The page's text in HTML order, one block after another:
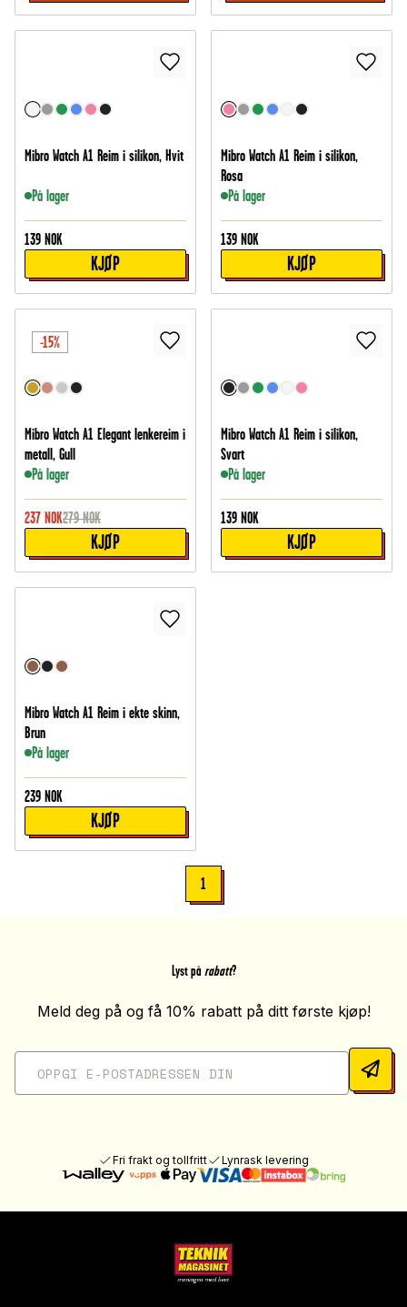
Mibro Watch A1 Reim i silikon, Hvit
På lager
139 NOK
KJØP
Mibro Watch A1 Reim i silikon,
Rosa
På lager
139 NOK
KJØP
-15%
Mibro Watch A1 Elegant lenkereim i
metall, Gull
På lager
237 NOK279 NOK
KJØP
Mibro Watch A1 Reim i silikon,
Svart
På lager
139 NOK
KJØP
Mibro Watch A1 Reim i ekte skinn,
Brun
På lager
239 NOK
KJØP
1
Lyst på rabatt?
Meld deg på og få 10% rabatt på ditt første kjøp!
Fri frakt og tollfritt Lynrask levering